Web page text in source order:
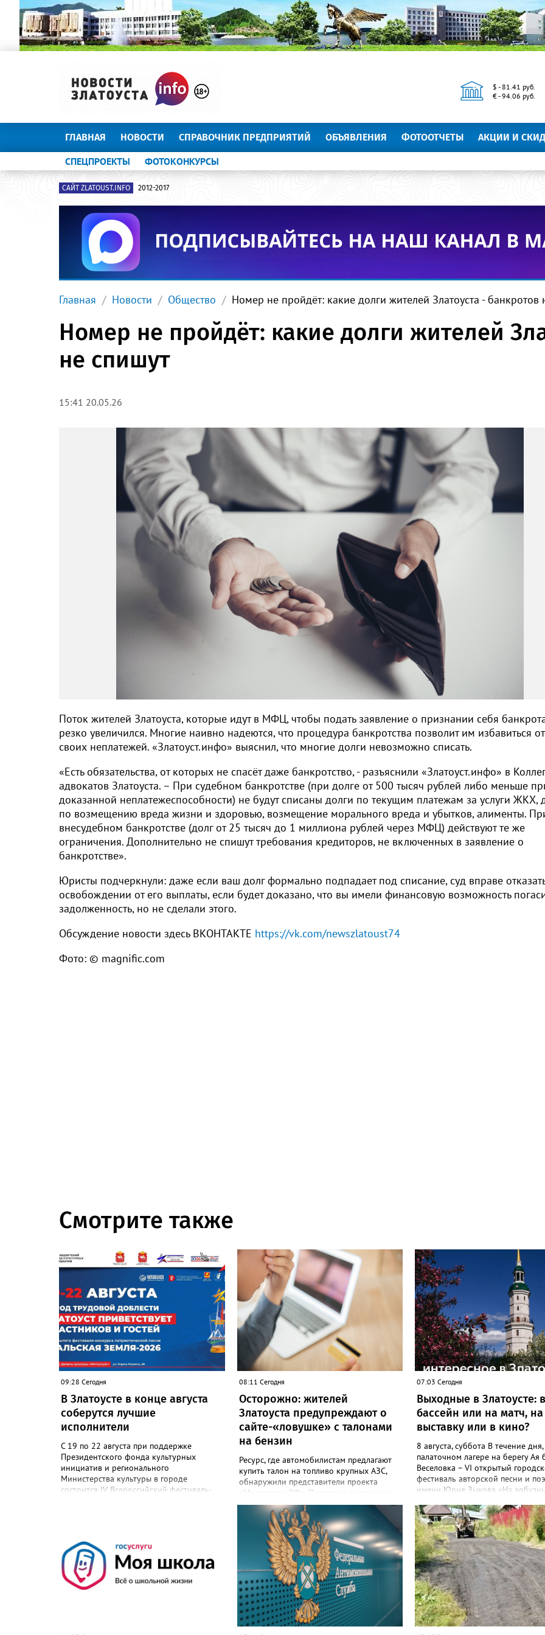
$ - 81.41 руб.
€ - 94.06 руб.
ГЛАВНАЯ НОВОСТИ СПРАВОЧНИК ПРЕДПРИЯТИЙ ОБЪЯВЛЕНИЯ ФОТООТЧЕТЫ АКЦИИ И
СПЕЦПРОЕКТЫ ФОТОКОНКУРСЫ
САЙТ ZLATOUST.INFO 2012-2017
Главная Новости Общество Номер не пройдёт: какие долги жителей Златоуста - банкротов
Номер не пройдёт: какие долги жителей
не спишут
15:41 20.05.26
Поток жителей Златоуста, которые идут в МФЦ, чтобы подать заявление о признании себя
резко увеличился. Многие наивно надеются, что процедура банкротства позволит им избавиться
своих неплатежей. «Златоуст.инфо» выяснил, что многие долги невозможно списать.
«Есть обязательства, от которых не спасёт даже банкротство, - разъяснили «Златоуст.инфо» в
адвокатов Златоуста. – При судебном банкротстве (при долге от 500 тысяч рублей либо меньше
доказанной неплатежеспособности) не будут списаны долги по текущим платежам за услуги ЖКХ,
по возмещению вреда жизни и здоровью, возмещение морального вреда и убытков, алименты.
внесудебном банкротстве (долг от 25 тысяч до 1 миллиона рублей через МФЦ) действуют те же
ограничения. Дополнительно не спишут требования кредиторов, не включенных в заявление о
банкротстве».
Юристы подчеркнули: даже если ваш долг формально подпадает под списание, суд вправе
освобождении от его выплаты, если будет доказано, что вы имели финансовую возможность
задолженность, но не сделали этого.
Обсуждение новости здесь ВКОНТАКТЕ https://vk.com/newszlatoust74
Фото: © magnific.com
Смотрите также
09:28 Сегодня
В Златоусте в конце августа
соберутся лучшие
исполнители
С 19 по 22 августа при поддержке
Президентского фонда культурных
инициатив и регионального
Министерства культуры в городе
состоится IV Всероссийский фестиваль-
земли». «Это не просто конкурс, а четыре
дня живого творчества: прослушивания
участников, мастер-классы от ведущих
наставников, выступления победителей
прошлых лет и приглашённых артистов», -
08:11 Сегодня
Осторожно: жителей
Златоуста предупреждают о
сайте-«ловушке» с талонами
на бензин
Ресурс, где автомобилистам предлагают
купить талон на топливо крупных АЗС,
обнаружили представители проекта
«Мошеловка.РФ». Проверив с помощью
специального сервиса IP-адрес,
общественники выяснили, что следы
ведут в Великобританию. Но это
оказалось не самое неприятное открытие.
«Сайт не содержит никакой конкретики.
Единственный рабочий элемент
страницы — это форма выбора объема
топлива на 10, 50 или 100 литров с
последующим переходом к оплате. А
значит, это классическая ловушка
мошенников», - сообщил руководитель
Народного фронта в Челябинской
07:03 Сегодня
Выходные в Златоусте: в
бассейн или на матч, на
выставку или в кино?
8 августа, суббота В течение
палаточном лагере на берегу Ая
Веселовка – VI открытый
фестиваль авторской песни и
имени Юрия Зыкова «На
спортивный праздник
С 11-00 до 19-00 в музее
культуры – цикл выставок одного
экспоната «Артефакт из
«Письменный прибор: сталь и
мастерство». В 11-00 в ДОЛ
«Металлург», «Лесная сказка» -
спортивный праздник «День
физкультурника». В 14-00 на
«Металлург» - первенство
области по футболу среди